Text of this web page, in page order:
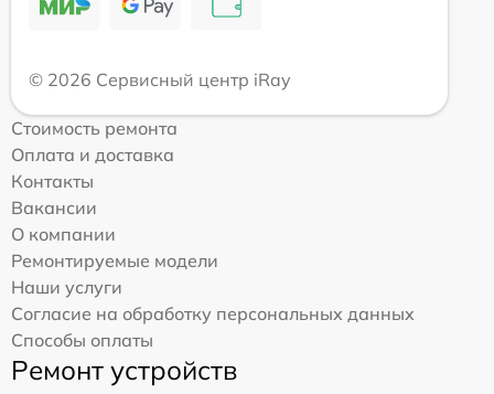
© 2026 Сервисный центр iRay
Стоимость ремонта
Оплата и доставка
Контакты
Вакансии
О компании
Ремонтируемые модели
Наши услуги
Согласие на обработку персональных данных
Способы оплаты
Ремонт устройств